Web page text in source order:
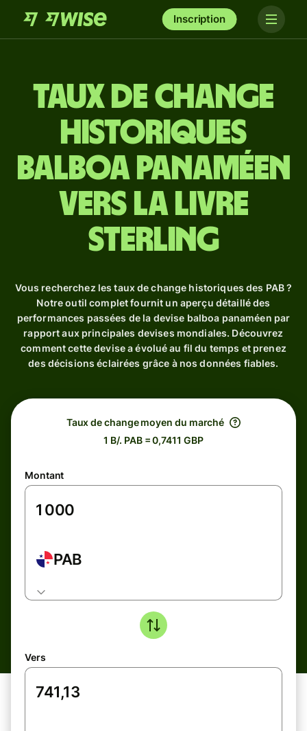
Inscription
Taux de change
historiques
balboa panaméen
vers la livre
sterling
Vous recherchez les taux de change historiques des PAB ?
Notre outil complet fournit un aperçu détaillé des
performances passées de la devise balboa panaméen par
rapport aux principales devises mondiales. Découvrez
comment cette devise a évolué au fil du temps et prenez
des décisions éclairées grâce à nos données fiables.
Taux de change moyen du marché
1 B/. PAB = 0,7411 GBP
Montant
PAB
Vers